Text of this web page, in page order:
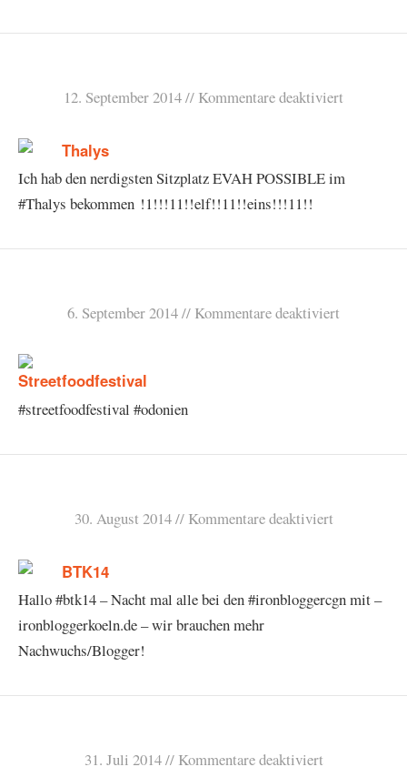
12. September 2014 Kommentare deaktiviert
Ich hab den nerdigsten Sitzplatz EVAH POSSIBLE im
#Thalys bekommen !1!!!11!!elf!!11!!eins!!!11!!
6. September 2014 Kommentare deaktiviert
#streetfoodfestival #odonien
30. August 2014 Kommentare deaktiviert
Hallo #btk14 – Nacht mal alle bei den #ironbloggercgn mit –
ironbloggerkoeln.de – wir brauchen mehr
Nachwuchs/Blogger!
31. Juli 2014 Kommentare deaktiviert